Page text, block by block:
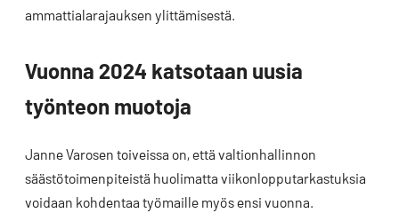
ammattialarajauksen ylittämisestä.
Vuonna 2024 katsotaan uusia
työnteon muotoja
Janne Varosen toiveissa on, että valtionhallinnon
säästötoimenpiteistä huolimatta viikonlopputarkastuksia
voidaan kohdentaa työmaille myös ensi vuonna.